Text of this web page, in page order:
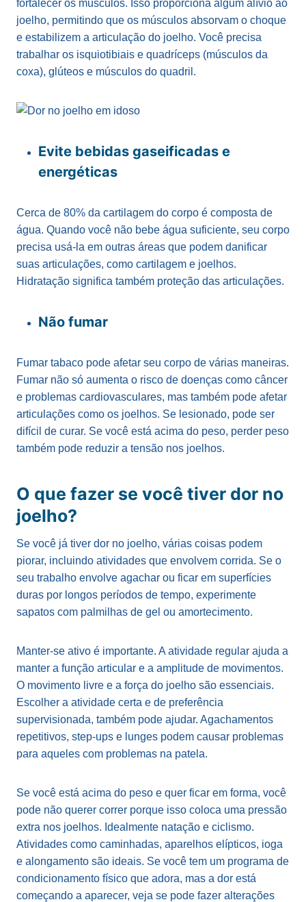
fortalecer os músculos. Isso proporciona algum alívio ao
joelho, permitindo que os músculos absorvam o choque
e estabilizem a articulação do joelho. Você precisa
trabalhar os isquiotibiais e quadríceps (músculos da
coxa), glúteos e músculos do quadril.
Evite bebidas gaseificadas e
energéticas
Cerca de 80% da cartilagem do corpo é composta de
água. Quando você não bebe água suficiente, seu corpo
precisa usá-la em outras áreas que podem danificar
suas articulações, como cartilagem e joelhos.
Hidratação significa também proteção das articulações.
Não fumar
Fumar tabaco pode afetar seu corpo de várias maneiras.
Fumar não só aumenta o risco de doenças como câncer
e problemas cardiovasculares, mas também pode afetar
articulações como os joelhos. Se lesionado, pode ser
difícil de curar. Se você está acima do peso, perder peso
também pode reduzir a tensão nos joelhos.
O que fazer se você tiver dor no
joelho?
Se você já tiver dor no joelho, várias coisas podem
piorar, incluindo atividades que envolvem corrida. Se o
seu trabalho envolve agachar ou ficar em superfícies
duras por longos períodos de tempo, experimente
sapatos com palmilhas de gel ou amortecimento.
Manter-se ativo é importante. A atividade regular ajuda a
manter a função articular e a amplitude de movimentos.
O movimento livre e a força do joelho são essenciais.
Escolher a atividade certa e de preferência
supervisionada, também pode ajudar. Agachamentos
repetitivos, step-ups e lunges podem causar problemas
para aqueles com problemas na patela.
Se você está acima do peso e quer ficar em forma, você
pode não querer correr porque isso coloca uma pressão
extra nos joelhos. Idealmente natação e ciclismo.
Atividades como caminhadas, aparelhos elípticos, ioga
e alongamento são ideais. Se você tem um programa de
condicionamento físico que adora, mas a dor está
começando a aparecer, veja se pode fazer alterações